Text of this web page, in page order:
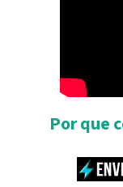
Por que